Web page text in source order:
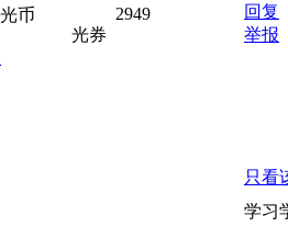
光币
2949
光券
回复
举报
只看
学习